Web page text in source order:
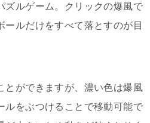
ズルゲーム。クリックの爆風で
ールだけをすべて落とすのが目
とができますが、濃い色は爆風
ルをぶつけることで移動可能で